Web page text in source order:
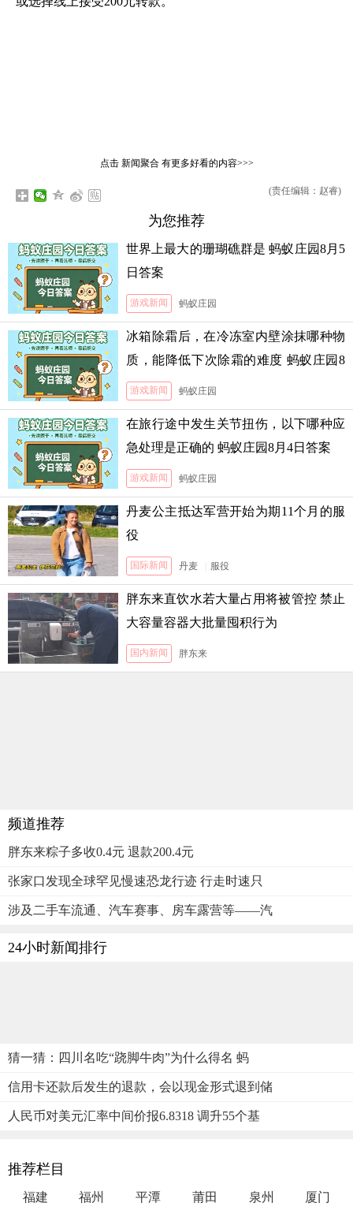
点击 新闻聚合有更多好看的内容>>>
(责任编辑：赵睿)
为您推荐
世界上最大的珊瑚礁群是 蚂蚁庄园8月5
日答案
游戏新闻 蚂蚁庄园
冰箱除霜后，在冷冻室内壁涂抹哪种物
质，能降低下次除霜的难度 蚂蚁庄园8
月5日答案
游戏新闻 蚂蚁庄园
在旅行途中发生关节扭伤，以下哪种应
急处理是正确的 蚂蚁庄园8月4日答案
游戏新闻 蚂蚁庄园
丹麦公主抵达军营开始为期11个月的服
役
国际新闻 丹麦 服役
胖东来直饮水若大量占用将被管控 禁止
大容量容器大批量囤积行为
国内新闻 胖东来
频道推荐
胖东来粽子多收0.4元 退款200.4元
张家口发现全球罕见慢速恐龙行迹 行走时速只
涉及二手车流通、汽车赛事、房车露营等——汽
24小时新闻排行
猜一猜：四川名吃“跷脚牛肉”为什么得名 蚂
信用卡还款后发生的退款，会以现金形式退到储
人民币对美元汇率中间价报6.8318 调升55个基
推荐栏目
福建 福州 平潭 莆田 泉州 厦门